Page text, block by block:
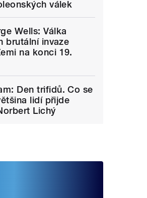
válek
Wells: Válka
brutální invaze
na konci 19.
Den trifidů. Co se
lidí přijde
Lichý